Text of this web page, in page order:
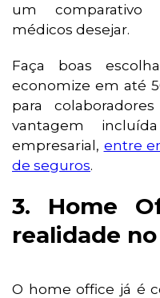
um comparativo
médicos desejar.
Faça boas
economize em até
para
vantagem
empresarial, entre
de seguros.
3. Home
realidade
O home office já é